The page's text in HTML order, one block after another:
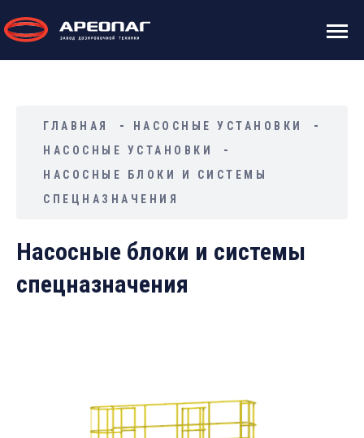
ГЛАВНАЯ
НАСОСНЫЕ УСТАНОВКИ
НАСОСНЫЕ УСТАНОВКИ
НАСОСНЫЕ БЛОКИ И СИСТЕМЫ
СПЕЦНАЗНАЧЕНИЯ
Насосные блоки и системы
спецназначения